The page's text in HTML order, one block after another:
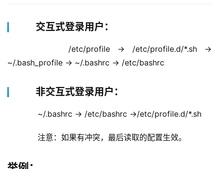
交互式登录用户：
/etc/profile -> /etc/profile.d/*.sh ->
~/.bash_profile -> ~/.bashrc -> /etc/bashrc
非交互式登录用户：
~/.bashrc -> /etc/bashrc ->/etc/profile.d/*.sh
注意：如果有冲突，最后读取的配置生效。